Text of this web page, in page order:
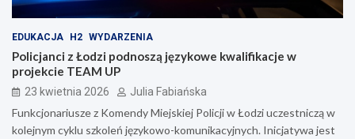
EDUKACJA H2 WYDARZENIA
Policjanci z Łodzi podnoszą językowe kwalifikacje w
projekcie TEAM UP
23 kwietnia 2026 Julia Fabiańska
Funkcjonariusze z Komendy Miejskiej Policji w Łodzi uczestniczą w
kolejnym cyklu szkoleń językowo-komunikacyjnych. Inicjatywa jest